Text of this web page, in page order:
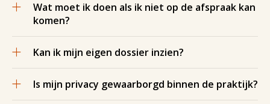
Wat moet ik doen als ik niet op de afspraak kan
komen?
Kan ik mijn eigen dossier inzien?
Is mijn privacy gewaarborgd binnen de praktijk?